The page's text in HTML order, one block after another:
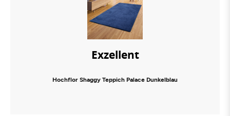
Exzellent
Hochflor Shaggy Teppich Palace Dunkelblau